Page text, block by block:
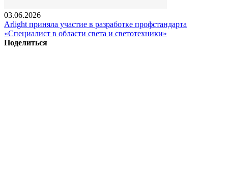
03.06.2026
Arlight приняла участие в разработке профстандарта
«Специалист в области света и светотехники»
Поделиться